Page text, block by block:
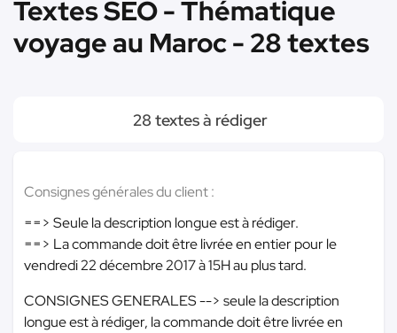
Textes SEO - Thématique
voyage au Maroc - 28 textes
28 textes à rédiger
Consignes générales du client :
==> Seule la description longue est à rédiger.
==> La commande doit être livrée en entier pour le
vendredi 22 décembre 2017 à 15H au plus tard.
CONSIGNES GENERALES --> seule la description
longue est à rédiger, la commande doit être livrée en